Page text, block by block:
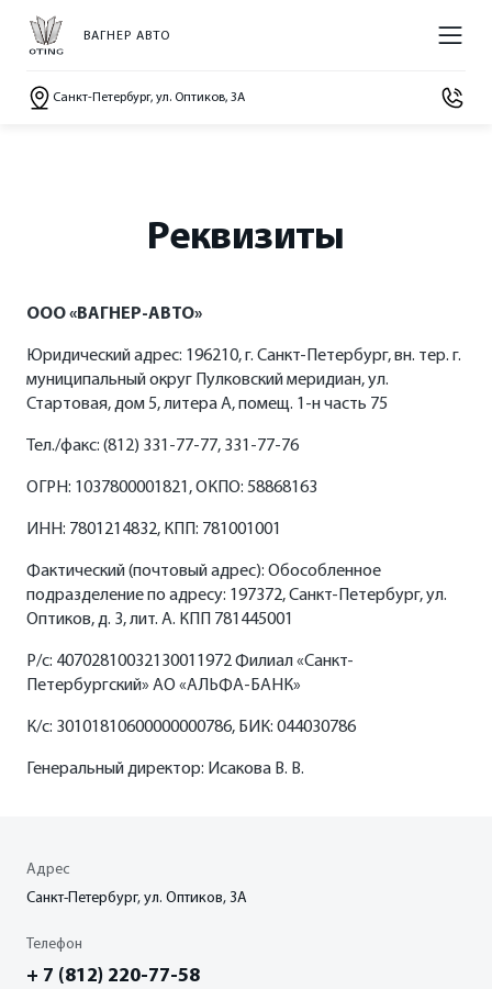
ВАГНЕР АВТО
Санкт-Петербург, ул. Оптиков, 3A
КЛАССИЧЕСКИЕ SUV
от 3 160 000 ₽*
Палассо
от 3 610 000 ₽*
ВЫБОР И ПОКУПКА
Прайс-листы и брошюры
Отзывы владельцев
Кредитные программы
Рассчитать кредит
Страхование
Официальный сервис Oting
Новости
СМИ о нас
Реквизиты
ООО «ВАГНЕР-АВТО»
Юридический адрес: 196210, г. Санкт-Петербург, вн. тер. г.
муниципальный округ Пулковский меридиан, ул.
Стартовая, дом 5, литера А, помещ. 1-н часть 75
Тел./факс: (812) 331-77-77, 331-77-76
ОГРН: 1037800001821, ОКПО: 58868163
ИНН: 7801214832, КПП: 781001001
Фактический (почтовый адрес): Обособленное
подразделение по адресу: 197372, Санкт-Петербург, ул.
Оптиков, д. 3, лит. А. КПП 781445001
Р/с: 40702810032130011972 Филиал «Санкт-
Петербургский» АО «АЛЬФА-БАНК»
К/с: 30101810600000000786, БИК: 044030786
Генеральный директор: Исакова В. В.
Адрес
Санкт-Петербург, ул. Оптиков, 3A
Телефон
+ 7 (812) 220-77-58